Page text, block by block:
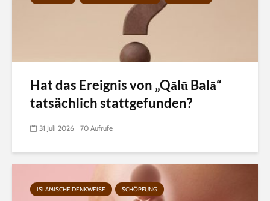
Hat das Ereignis von „Qālū Balā“
tatsächlich stattgefunden?
31 Juli 2026 70 Aufrufe
ISLAMISCHE DENKWEISE SCHÖPFUNG